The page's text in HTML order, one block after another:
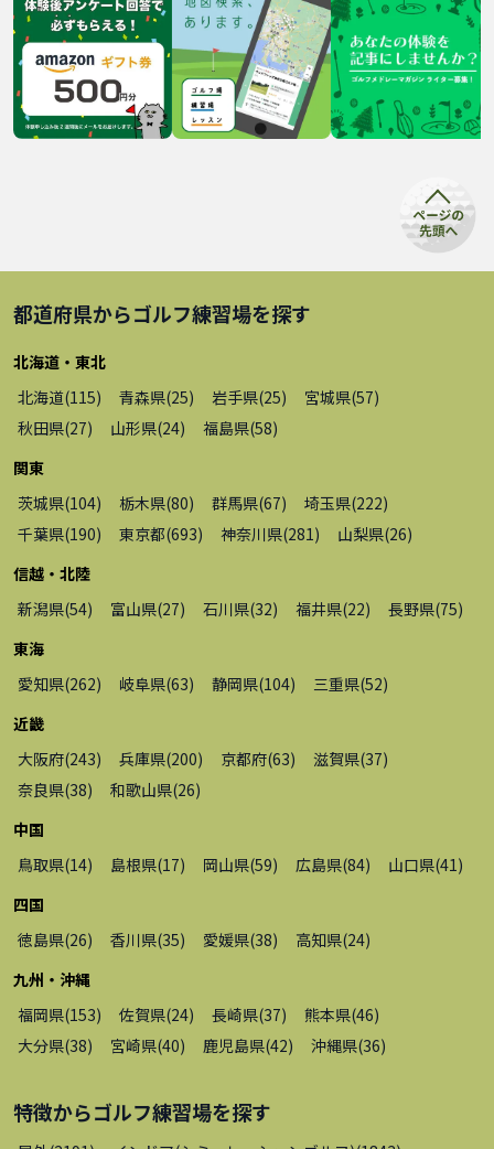
都道府県からゴルフ練習場を探す
北海道・東北
北海道(115) 青森県(25) 岩手県(25) 宮城県(57)
秋田県(27) 山形県(24) 福島県(58)
関東
茨城県(104) 栃木県(80) 群馬県(67) 埼玉県(222)
千葉県(190) 東京都(693) 神奈川県(281) 山梨県(26)
信越・北陸
新潟県(54) 富山県(27) 石川県(32) 福井県(22) 長野県(75)
東海
愛知県(262) 岐阜県(63) 静岡県(104) 三重県(52)
近畿
大阪府(243) 兵庫県(200) 京都府(63) 滋賀県(37)
奈良県(38) 和歌山県(26)
中国
鳥取県(14) 島根県(17) 岡山県(59) 広島県(84) 山口県(41)
四国
徳島県(26) 香川県(35) 愛媛県(38) 高知県(24)
九州・沖縄
福岡県(153) 佐賀県(24) 長崎県(37) 熊本県(46)
大分県(38) 宮崎県(40) 鹿児島県(42) 沖縄県(36)
特徴からゴルフ練習場を探す